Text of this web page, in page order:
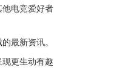
电竞爱好者
最新资讯。
更生动有趣